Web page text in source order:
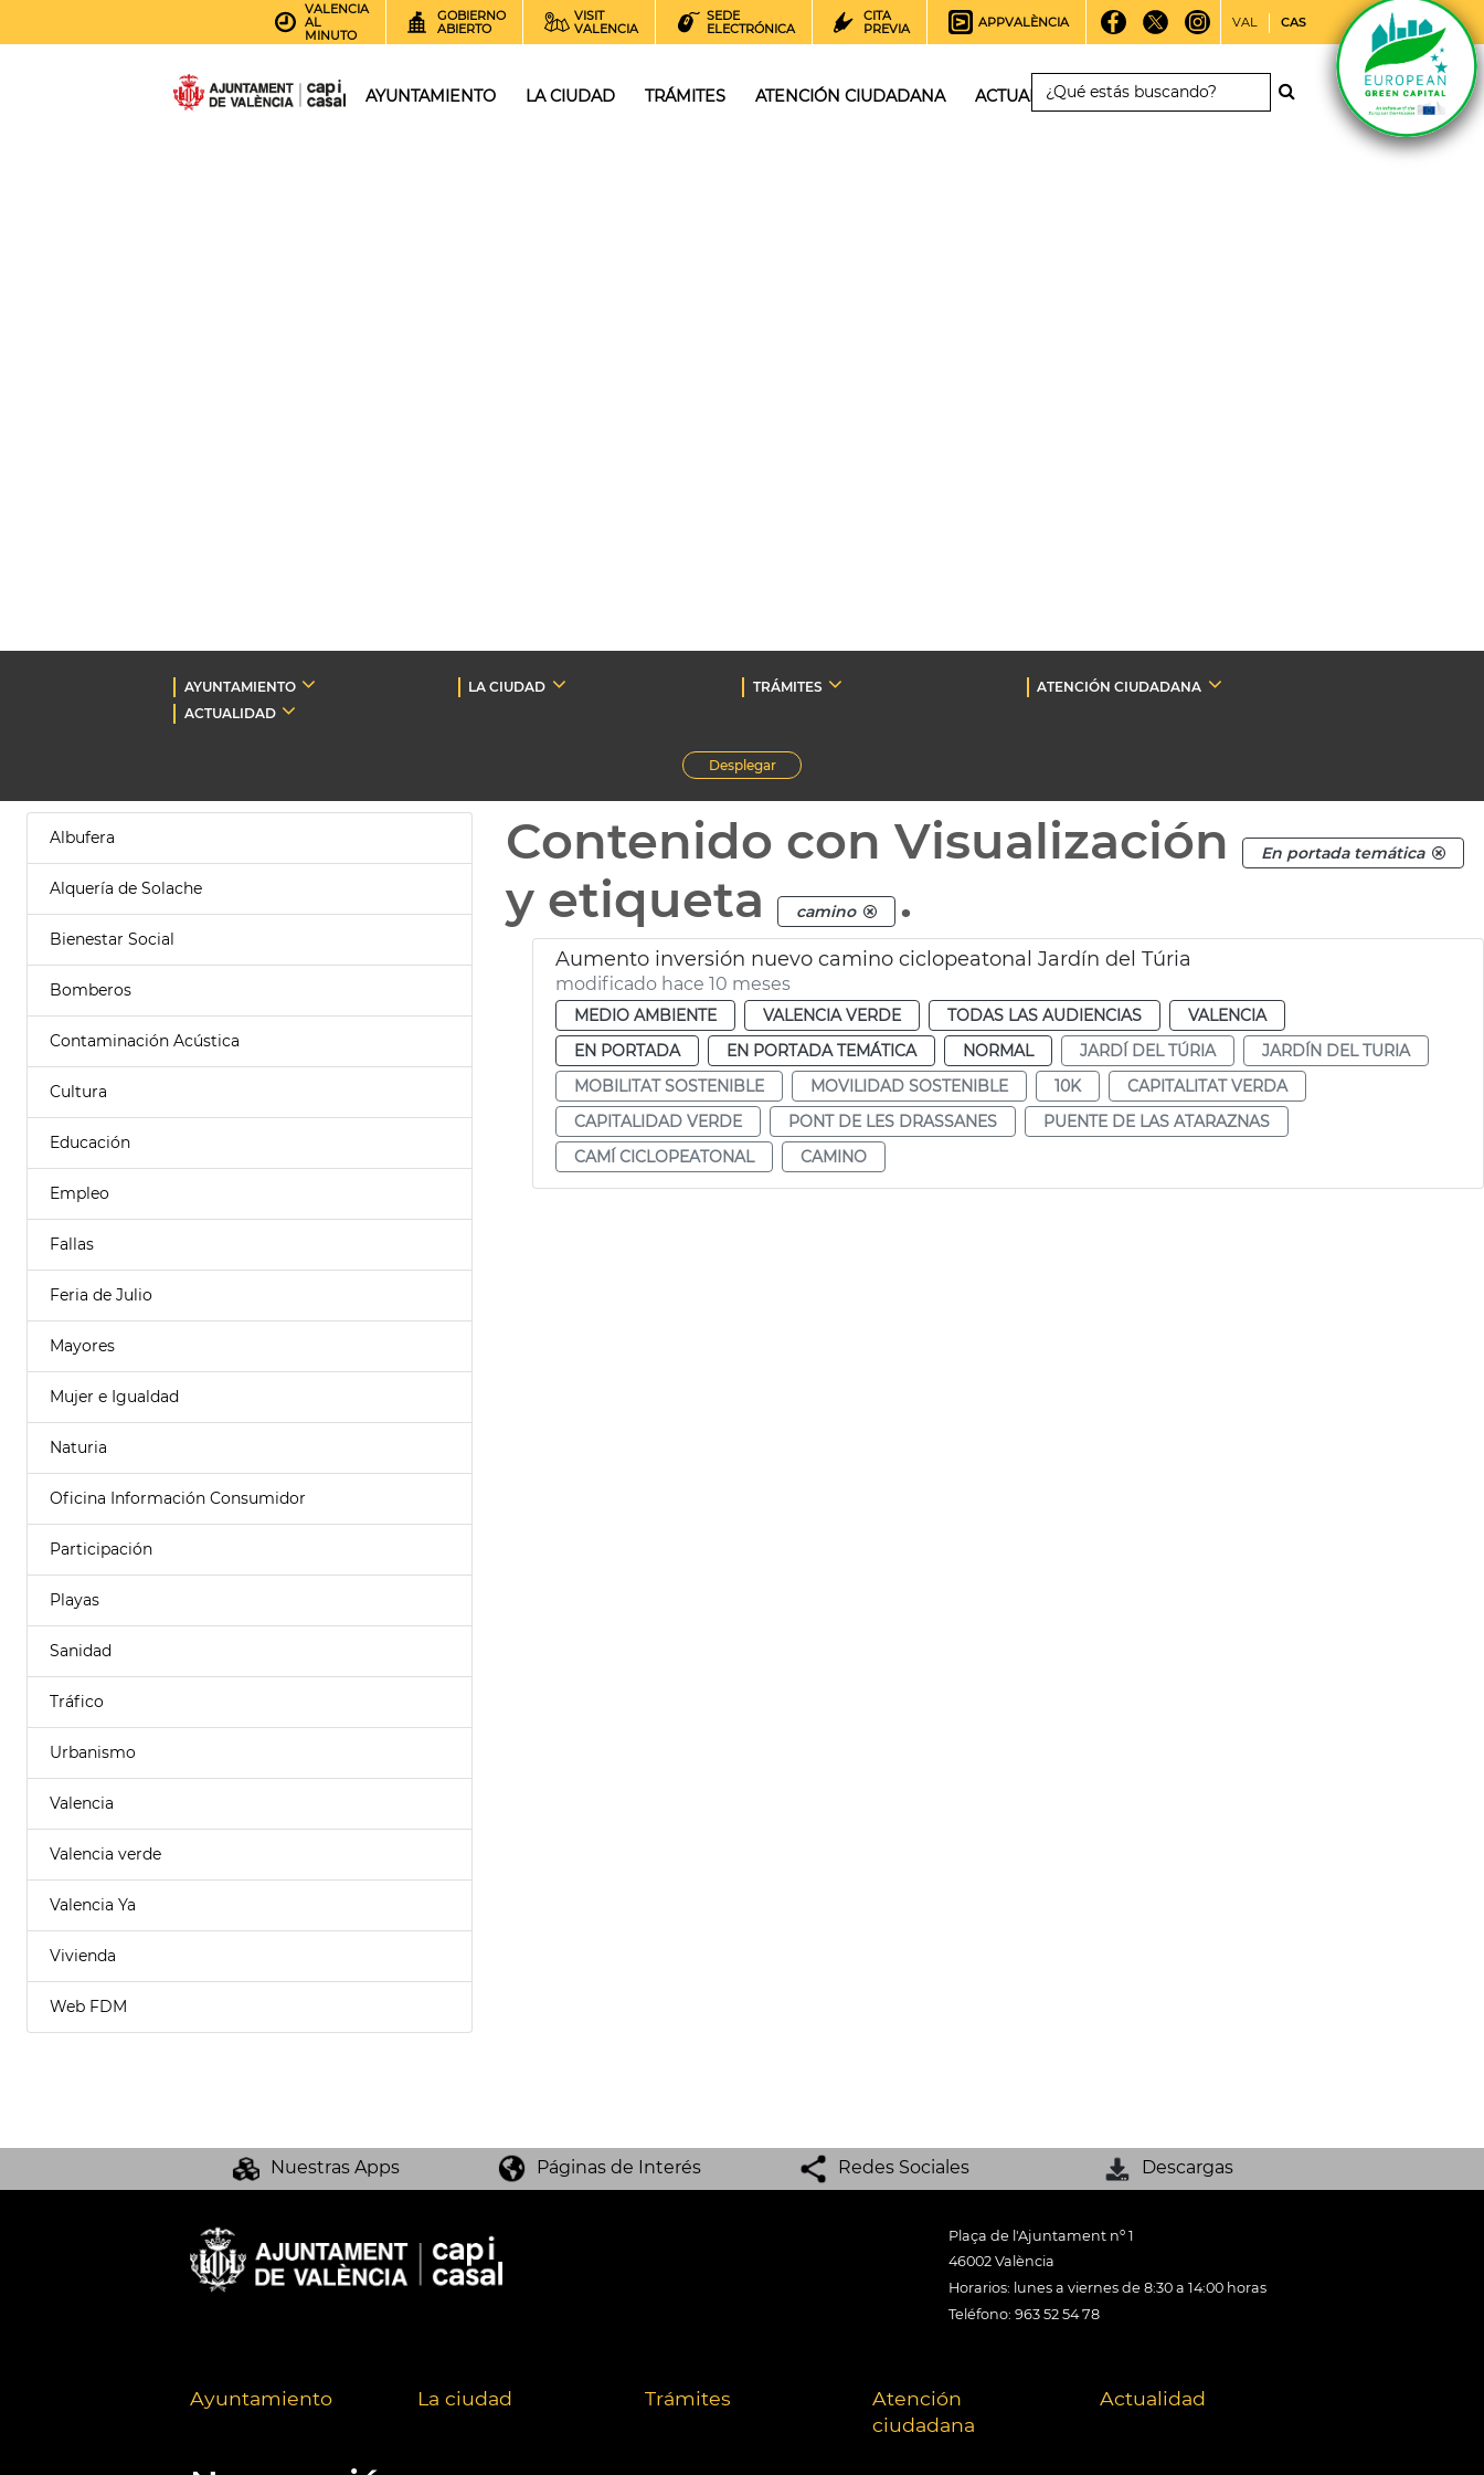
VALENCIA
AL
MINUTO
GOBIERNO
ABIERTO
VISIT
VALENCIA
SEDE
ELECTRÓNICA
CITA
PREVIA
APPVALÈNCIA VAL CAS
AYUNTAMIENTO LA CIUDAD TRÁMITES ATENCIÓN CIUDADANA ACTUALIDAD
AYUNTAMIENTO LA CIUDAD TRÁMITES
ATENCIÓN CIUDADANA
ACTUALIDAD
Desplegar
Albufera
Alquería de Solache
Bienestar Social
Bomberos
Contaminación Acústica
Cultura
Educación
Empleo
Fallas
Feria de Julio
Mayores
Mujer e Igualdad
Naturia
Oficina Información Consumidor
Participación
Playas
Sanidad
Tráfico
Urbanismo
Valencia
Valencia verde
Valencia Ya
Vivienda
Web FDM
Contenido con Visualización En portada temática
y etiqueta camino .
Aumento inversión nuevo camino ciclopeatonal Jardín del Túria
modificado hace 10 meses
MEDIO AMBIENTE VALENCIA VERDE TODAS LAS AUDIENCIAS
VALENCIA
EN PORTADA
EN PORTADA TEMÁTICA NORMAL JARDÍ DEL TÚRIA
JARDÍN DEL TURIA
MOBILITAT SOSTENIBLE
MOVILIDAD SOSTENIBLE 10K
CAPITALITAT VERDA
CAPITALIDAD VERDE
PONT DE LES DRASSANES
PUENTE DE LAS ATARAZNAS
CAMÍ CICLOPEATONAL
CAMINO
Nuestras Apps Páginas de Interés Redes Sociales Descargas
Plaça de l'Ajuntament nº 1
46002 València
Horarios: lunes a viernes de 8:30 a 14:00 horas
Teléfono: 963 52 54 78
Ayuntamiento La ciudad Trámites
Atención
ciudadana
Actualidad